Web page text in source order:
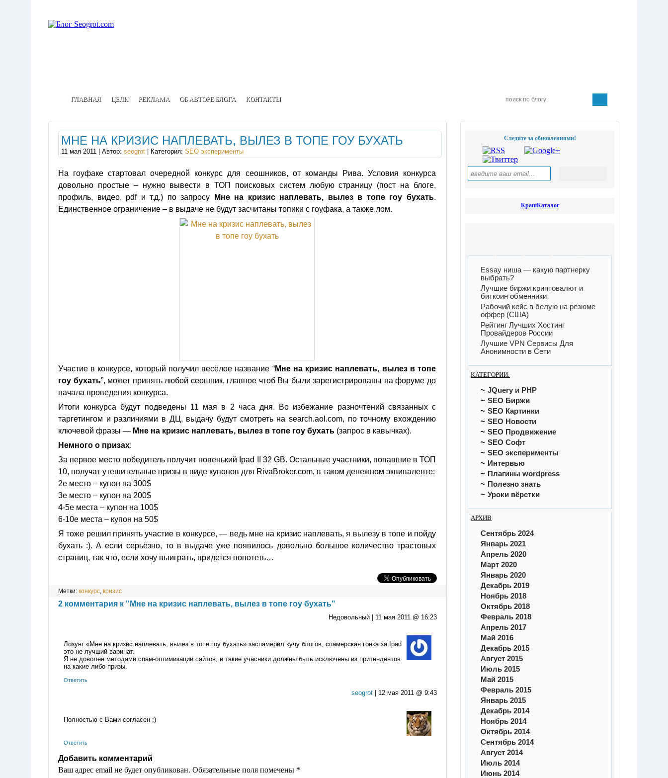
ГЛАВНАЯ ЦЕЛИ РЕКЛАМА ОБ АВТОРЕ БЛОГА КОНТАКТЫ
МНЕ НА КРИЗИС НАПЛЕВАТЬ, ВЫЛЕЗ В ТОПЕ ГОУ БУХАТЬ
11 мая 2011 | Автор: seogrot | Категория: SEO эксперименты
На гоуфаке стартовал очередной конкурс для сеошников, от команды Рива. Условия конкурса
довольно простые – нужно вывести в ТОП поисковых систем любую страницу (пост на блоге,
профиль, видео, pdf и т.д.) по запросу
Мне на кризис наплевать, вылез в топе гоу бухать.
Единственное ограничение – в выдаче не будут засчитаны топики с гоуфака, а также лом.
Участие в конкурсе, который получил весёлое название “Мне на кризис наплевать, вылез в топе
гоу бухать”, может принять любой сеошник, главное чтоб Вы были зарегистрированы на форуме до
начала проведения конкурса.
Итоги конкурса будут подведены 11 мая в 2 часа дня. Во избежание разночтений связанных с
таргетингом и различиями в ДЦ, выдачу будут смотреть на search.aol.com, по точному вхождению
ключевой фразы — Мне на кризис наплевать, вылез в топе гоу бухать (запрос в кавычках).
Немного о призах:
За первое место победитель получит новенький Ipad II 32 GB. Остальные участники, попавшие в ТОП
10, получат утешительные призы в виде купонов для RivaBroker.com, в таком денежном эквиваленте:
2е место – купон на 300$
3е место – купон на 200$
4-5е места – купон на 100$
6-10е места – купон на 50$
Я тоже решил принять участие в конкурсе, — ведь мне на кризис наплевать, я вылезу в топе и пойду
бухать :). А если серьёзно, то в выдаче уже появилось довольно большое количество трастовых
страниц, так что, если хочу выиграть, придется попотеть…
Метки: конкурс, кризис
2 комментария к "Мне на кризис наплевать, вылез в топе гоу бухать"
Недовольный | 11 мая 2011 @ 16:23
Лозунг «Мне на кризис наплевать, вылез в топе гоу бухать» заспамерил кучу блогов, спамерская гонка за Ipad
это не лучший варинат.
Я не доволен методами спам-оптимизации сайтов, и такие учасники должны быть исключены из притендентов
на какие либо призы.
Ответить
seogrot 12 мая 2011 @ 9:43
Полностью с Вами согласен ;)
Ответить
Добавить комментарий
Ваш адрес email не будет опубликован. Обязательные поля помечены *
Следите за обновлениями!
КрашКаталог
Essay ниша — какую партнерку
выбрать?
Лучшие биржи криптовалют и
биткоин обменники
Рабочий кейс в белую на резюме
оффер (США)
Рейтинг Лучших Хостинг
Провайдеров России
Лучшие VPN Сервисы Для
Анонимности в Сети
КАТЕГОРИИ:
JQuery и PHP
SEO Биржи
SEO Картинки
SEO Новости
SEO Продвижение
SEO Софт
SEO эксперименты
Интервью
Плагины wordpress
Полезно знать
Уроки вёрстки
АРХИВ
Сентябрь 2024
Январь 2021
Апрель 2020
Март 2020
Январь 2020
Декабрь 2019
Ноябрь 2018
Октябрь 2018
Февраль 2018
Апрель 2017
Май 2016
Декабрь 2015
Август 2015
Июль 2015
Май 2015
Февраль 2015
Январь 2015
Декабрь 2014
Ноябрь 2014
Октябрь 2014
Сентябрь 2014
Август 2014
Июль 2014
Июнь 2014